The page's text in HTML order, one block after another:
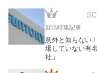
就活特集記事
意外と知らない
場していない有
社」